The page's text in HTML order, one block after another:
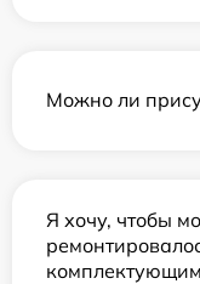
Можно ли
Я хочу, чтобы